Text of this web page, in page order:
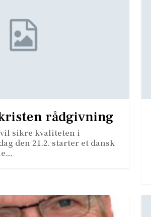
rådgivning
sikre kvaliteten i
den 21.2. starter et dansk